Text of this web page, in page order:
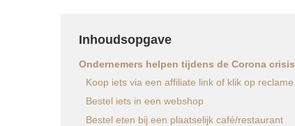
Inhoudsopgave
Ondernemers helpen tijdens de Corona crisis
Koop iets via een affiliate link of klik op reclame
Bestel iets in een webshop
Bestel eten bij een plaatselijk café/restaurant